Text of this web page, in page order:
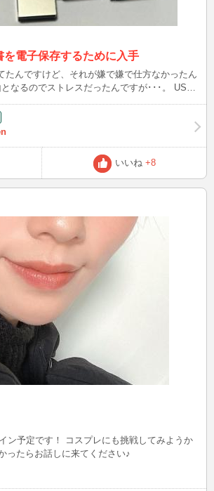
を電子保存するために入手
たんですけど、それが嫌で嫌で仕方なかったん
） また来年の確定申告も楽に
コツコツやっておこう。
いいね +8
ン予定です！ コスプレにも挑戦してみようか
ったらお話しに来てください♪